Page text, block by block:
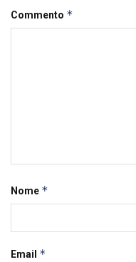
Commento *
Nome *
Email *